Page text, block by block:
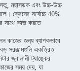
মহাসড়ক এবং উচ্চ-উচ্চ
ক্রেনের সর্বোচ্চ 40%
সাথে কাজ করতে
কাজের জন্য ব্যাপকভাবে
সরঞ্জামগুলি একত্রিত
জ্বালানী ট্যাঙ্কের
সময় দেয়, যা